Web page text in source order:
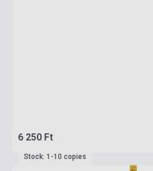
6 250 Ft
Stock: 1-10 copies